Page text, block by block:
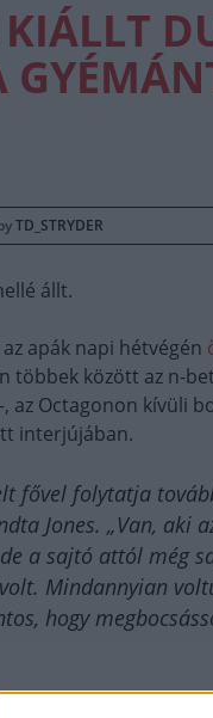
KIÁLLT
TD_STRYDER
állt.
apák napi hétvégén
többek között az n-
az Octagonon kívüli
interjújában.
fővel folytatja
Jones. „Van, aki
a sajtó attól még
Mindannyian
hogy